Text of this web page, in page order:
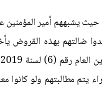
يشبههم أمير المؤمنين
ضالتهم بهذه القروض
مطالبتهم ولو كانوا